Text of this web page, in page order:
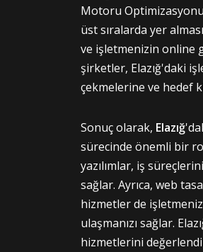
Motoru
üst sıralarda yer
ve işletmenizin online
şirketler, Elazığ'daki
çekmelerine ve hedef
Sonuç olarak, Elazığ
sürecinde önemli bir
yazılımlar, iş
sağlar. Ayrıca, web
hizmetler de
ulaşmanızı sağlar.
hizmetlerini